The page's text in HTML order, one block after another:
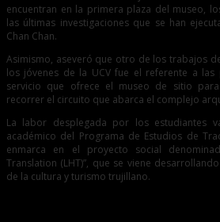
encuentran en la primera plaza del museo,
las últimas investigaciones que se han
Chan Chan.
Asimismo, aseveró que otro de los trabajos
los jóvenes de la UCV fue el referente a las
servicio que ofrece el museo de sitio
recorrer el circuito que abarca el complejo
La labor desplegada por los estudiantes
académico del Programa de Estudios de
enmarca en el proyecto social
Translation (LHT)”, que se viene
de la cultura y turismo trujillano.